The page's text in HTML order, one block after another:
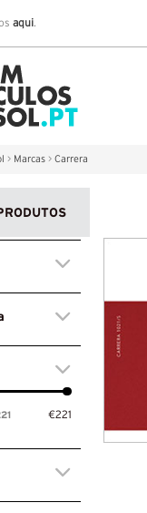
aqui.
> Marcas > Carrera
€221